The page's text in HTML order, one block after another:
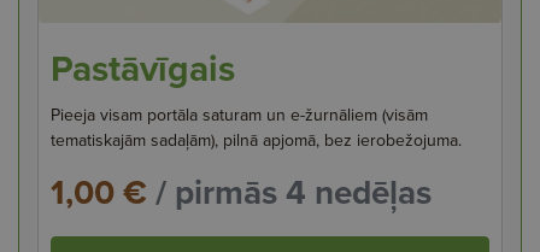
Pastāvīgais
Pieeja visam portāla saturam un e-žurnāliem (visām
tematiskajām sadaļām), pilnā apjomā, bez ierobežojuma.
1,00 €/ pirmās 4 nedēļas